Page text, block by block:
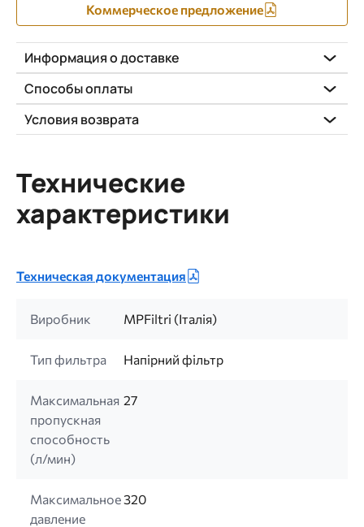
Коммерческое предложение
Информация о доставке
Способы оплаты
Условия возврата
Технические
характеристики
Техническая документация
Виробник MPFiltri (Італія)
Тип фильтра Напірний фільтр
Максимальная
пропускная
способность
(л/мин)
27
Максимальное
давление
320